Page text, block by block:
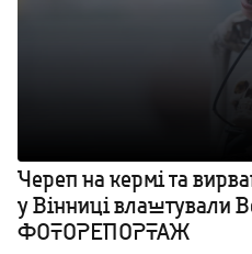
Череп на кермі та
у Вінниці влаштували
ФОТОРЕПОРТАЖ